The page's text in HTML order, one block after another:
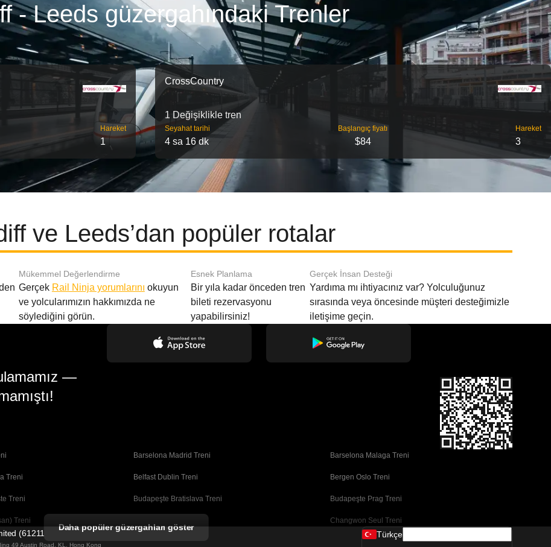
- Leeds güzergahındaki Trenler
Hareket
1
CrossCountry
1 Değişiklikle tren
Seyahat tarihi
4 sa 16 dk
Başlangıç ​​fiyatı
$84
Hareket
3
ve Leeds’dan popüler rotalar
Mükemmel Değerlendirme
Gerçek Rail Ninja yorumlarını okuyun
ve yolcularımızın hakkımızda ne
söylediğini görün.
Esnek Planlama
Bir yıla kadar önceden tren
bileti rezervasyonu
yapabilirsiniz!
Gerçek İnsan Desteği
Yardıma mı ihtiyacınız var? Yolculuğunuz
sırasında veya öncesinde müşteri desteğimizle
iletişime geçin.
—
Barselona Madrid Treni Barselona Malaga Treni
Treni Belfast Dublin Treni Bergen Oslo Treni
Treni Budapeşte Bratislava Treni Budapeşte Prag Treni
Treni Changwon Seul Treni
Daha popüler güzergahları göster
(61211989)
49 Austin Road, KL, Hong Kong
Türkçe